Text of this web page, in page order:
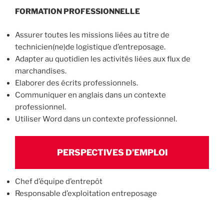
FORMATION PROFESSIONNELLE
Assurer toutes les missions liées au titre de
technicien(ne)de logistique d’entreposage.
Adapter au quotidien les activités liées aux flux de
marchandises.
Elaborer des écrits professionnels.
Communiquer en anglais dans un contexte
professionnel.
Utiliser Word dans un contexte professionnel.
PERSPECTIVES D’EMPLOI
Chef d’équipe d’entrepôt
Responsable d’exploitation entreposage